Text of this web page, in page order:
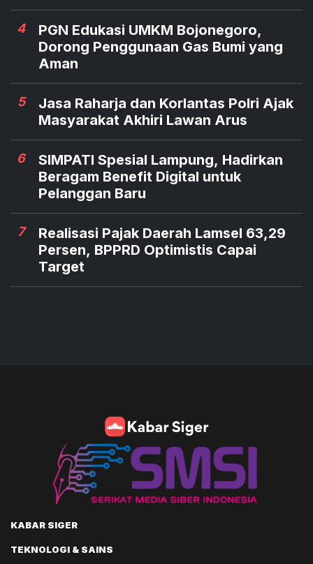
4
PGN Edukasi UMKM Bojonegoro,
Dorong Penggunaan Gas Bumi yang
Aman
5
Jasa Raharja dan Korlantas Polri Ajak
Masyarakat Akhiri Lawan Arus
6
SIMPATI Spesial Lampung, Hadirkan
Beragam Benefit Digital untuk
Pelanggan Baru
7
Realisasi Pajak Daerah Lamsel 63,29
Persen, BPPRD Optimistis Capai
Target
KABAR SIGER
TEKNOLOGI & SAINS